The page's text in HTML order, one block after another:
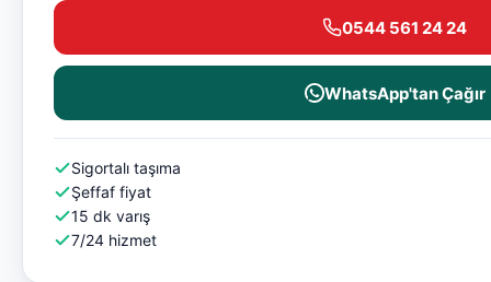
0544 561 24 24
WhatsApp'tan Çağır
Sigortalı taşıma
Şeffaf fiyat
15 dk varış
7/24 hizmet